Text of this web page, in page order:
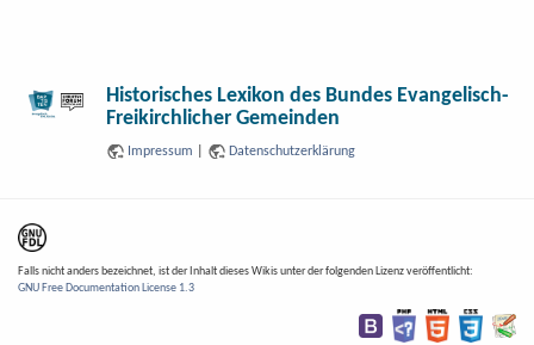
Historisches Lexikon des Bundes Evangelisch-
Freikirchlicher Gemeinden
Impressum Datenschutzerklärung
Falls nicht anders bezeichnet, ist der Inhalt dieses Wikis unter der folgenden Lizenz veröffentlicht:
GNU Free Documentation License 1.3